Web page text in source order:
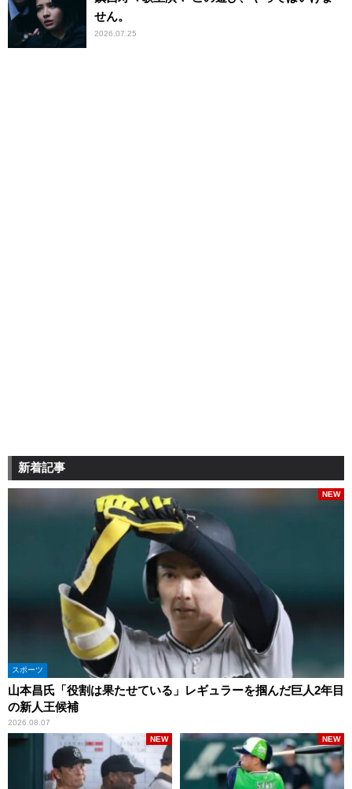
せん。
2026.07.25
新着記事
スポーツ
山本昌氏「役割は果たせている」レギュラーを掴んだ巨人2年目
の新人王候補
2026.08.07
NEW
NEW NEW